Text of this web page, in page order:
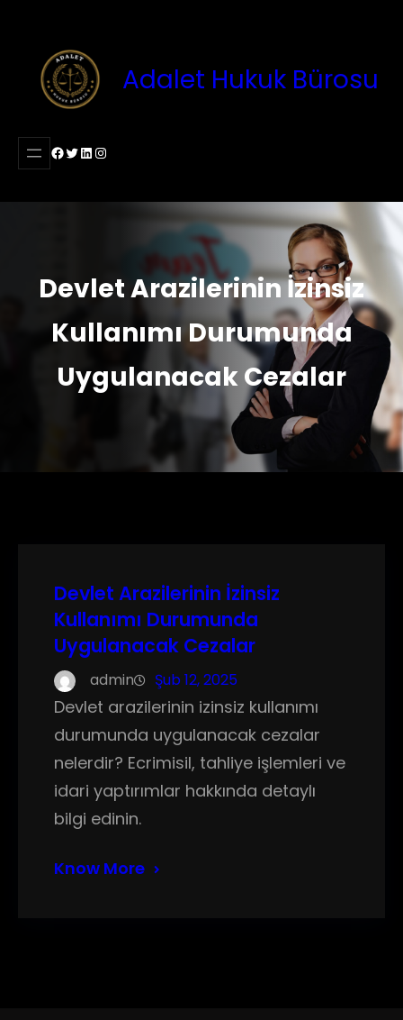
Adalet Hukuk Bürosu
Facebook
Twitter
LinkedIn
Instagram
Devlet Arazilerinin İzinsiz
Kullanımı Durumunda
Uygulanacak Cezalar
Devlet Arazilerinin İzinsiz
Kullanımı Durumunda
Uygulanacak Cezalar
admin Şub 12, 2025
Devlet arazilerinin izinsiz kullanımı
durumunda uygulanacak cezalar
nelerdir? Ecrimisil, tahliye işlemleri ve
idari yaptırımlar hakkında detaylı
bilgi edinin.
Know More